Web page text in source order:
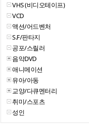
VHS (비디오테이프)
VCD
액션/어드벤처
S.F/판타지
공포/스릴러
음악DVD
애니메이션
유아/아동
교양/다큐멘터리
취미/스포츠
성인